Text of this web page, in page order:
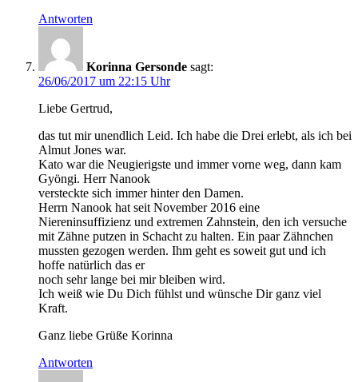
Antworten
Korinna Gersonde sagt:
26/06/2017 um 22:15 Uhr
Liebe Gertrud,
das tut mir unendlich Leid. Ich habe die Drei erlebt, als ich bei
Almut Jones war.
Kato war die Neugierigste und immer vorne weg, dann kam
Gyöngi. Herr Nanook
versteckte sich immer hinter den Damen.
Herrn Nanook hat seit November 2016 eine
Niereninsuffizienz und extremen Zahnstein, den ich versuche
mit Zähne putzen in Schacht zu halten. Ein paar Zähnchen
mussten gezogen werden. Ihm geht es soweit gut und ich
hoffe natürlich das er
noch sehr lange bei mir bleiben wird.
Ich weiß wie Du Dich fühlst und wünsche Dir ganz viel
Kraft.
Ganz liebe Grüße Korinna
Antworten